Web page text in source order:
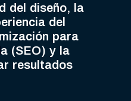
del diseño, la
del
para
(SEO) y la
resultados